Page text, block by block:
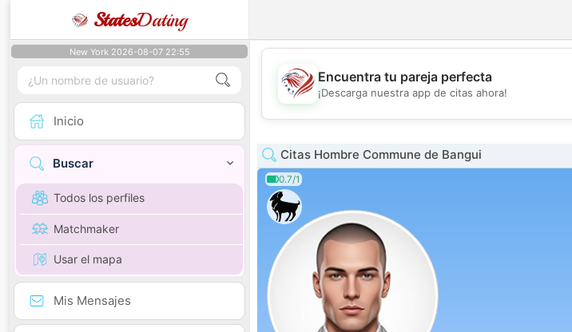
StatesDating
New York 2026-08-07 22:55
Inicio
Buscar
Todos los perfiles
Matchmaker
Usar el mapa
Mis Mensajes
💖
Encuentra tu pareja perfecta
¡Descarga nuestra app de citas ahora!
Citas Hombre Commune de Bangui
0.7/1